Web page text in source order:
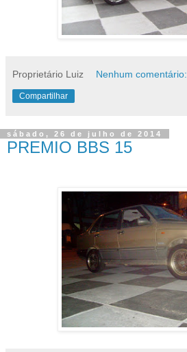
Proprietário Luiz Nenhum comentário:
Compartilhar
sábado, 26 de julho de 2014
PREMIO BBS 15